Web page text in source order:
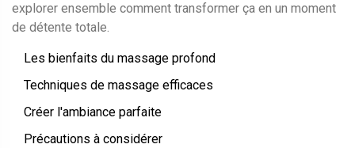
explorer ensemble comment transformer ça en un moment
de détente totale.
Les bienfaits du massage profond
Techniques de massage efficaces
Créer l'ambiance parfaite
Précautions à considérer